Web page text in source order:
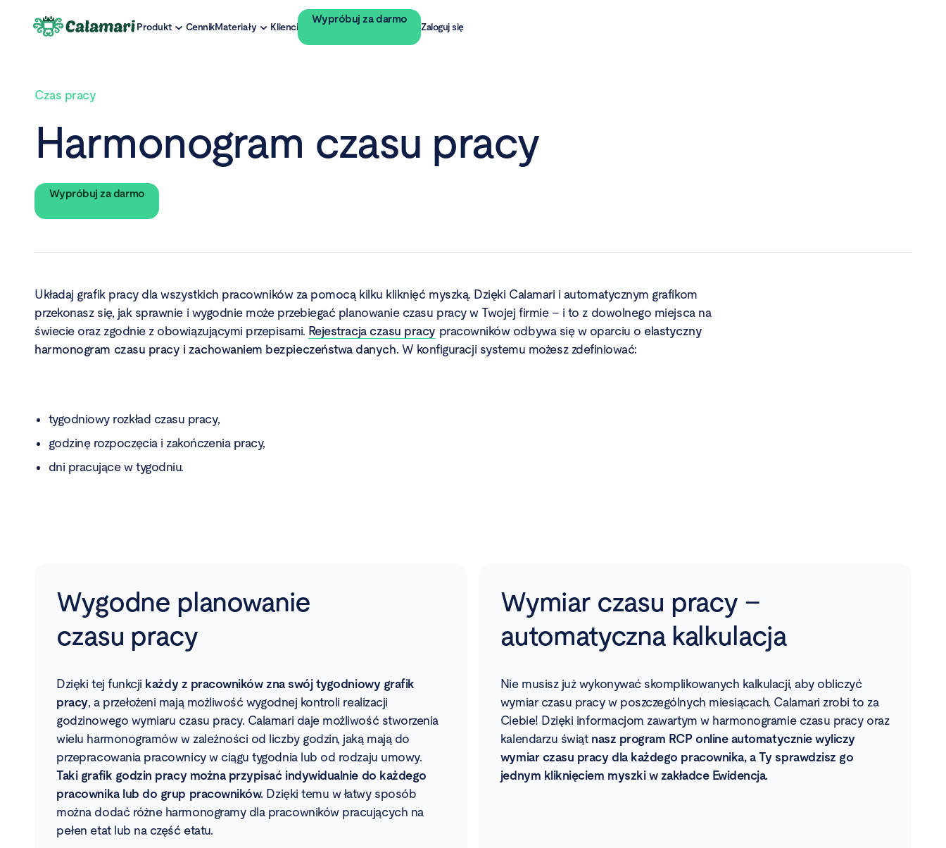
Produkt CennikMateriały Klienci
Wypróbuj za darmo
Zaloguj się
Czas pracy
Harmonogram czasu pracy
Wypróbuj za darmo
Układaj grafik pracy dla wszystkich pracowników za pomocą kilku kliknięć myszką. Dzięki Calamari i automatycznym grafikom
przekonasz się, jak sprawnie i wygodnie może przebiegać planowanie czasu pracy w Twojej firmie – i to z dowolnego miejsca na
świecie oraz zgodnie z obowiązującymi przepisami. Rejestracja czasu pracy pracowników odbywa się w oparciu o elastyczny
harmonogram czasu pracy i zachowaniem bezpieczeństwa danych. W konfiguracji systemu możesz zdefiniować:
tygodniowy rozkład czasu pracy,
godzinę rozpoczęcia i zakończenia pracy,
dni pracujące w tygodniu.
Wygodne planowanie
czasu pracy
Dzięki tej funkcji każdy z pracowników zna swój tygodniowy grafik
pracy, a przełożeni mają możliwość wygodnej kontroli realizacji
godzinowego wymiaru czasu pracy. Calamari daje możliwość stworzenia
wielu harmonogramów w zależności od liczby godzin, jaką mają do
przepracowania pracownicy w ciągu tygodnia lub od rodzaju umowy.
Taki grafik godzin pracy można przypisać indywidualnie do każdego
pracownika lub do grup pracowników.Dzięki temu w łatwy sposób
można dodać różne harmonogramy dla pracowników pracujących na
pełen etat lub na część etatu.
Wymiar czasu pracy –
automatyczna kalkulacja
Nie musisz już wykonywać skomplikowanych kalkulacji, aby obliczyć
wymiar czasu pracy w poszczególnych miesiącach. Calamari zrobi to za
Ciebie! Dzięki informacjom zawartym w harmonogramie czasu pracy oraz
kalendarzu świąt nasz program RCP onlineautomatycznie wyliczy
wymiar czasu pracy dla każdego pracownika, a Ty sprawdzisz go
jednym kliknięciem myszki w zakładce Ewidencja.